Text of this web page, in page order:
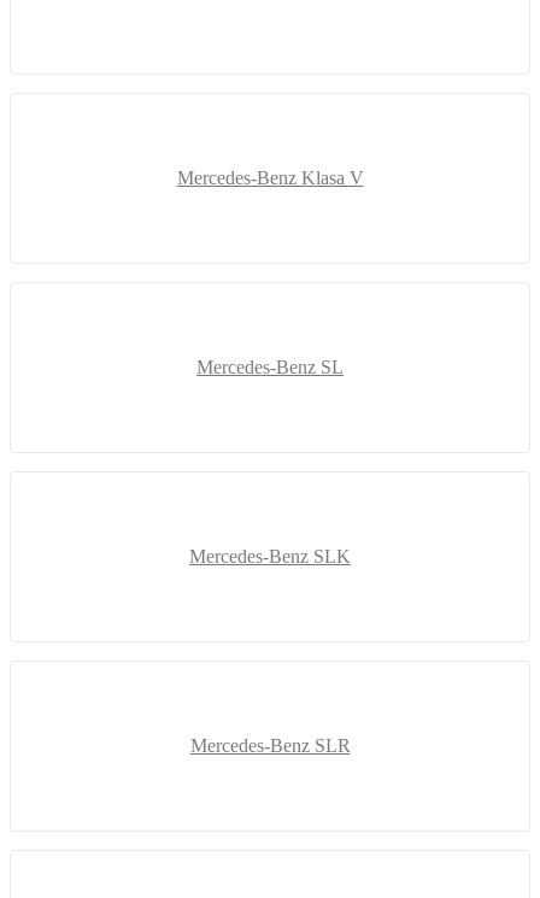
Mercedes-Benz Klasa V
Mercedes-Benz SL
Mercedes-Benz SLK
Mercedes-Benz SLR